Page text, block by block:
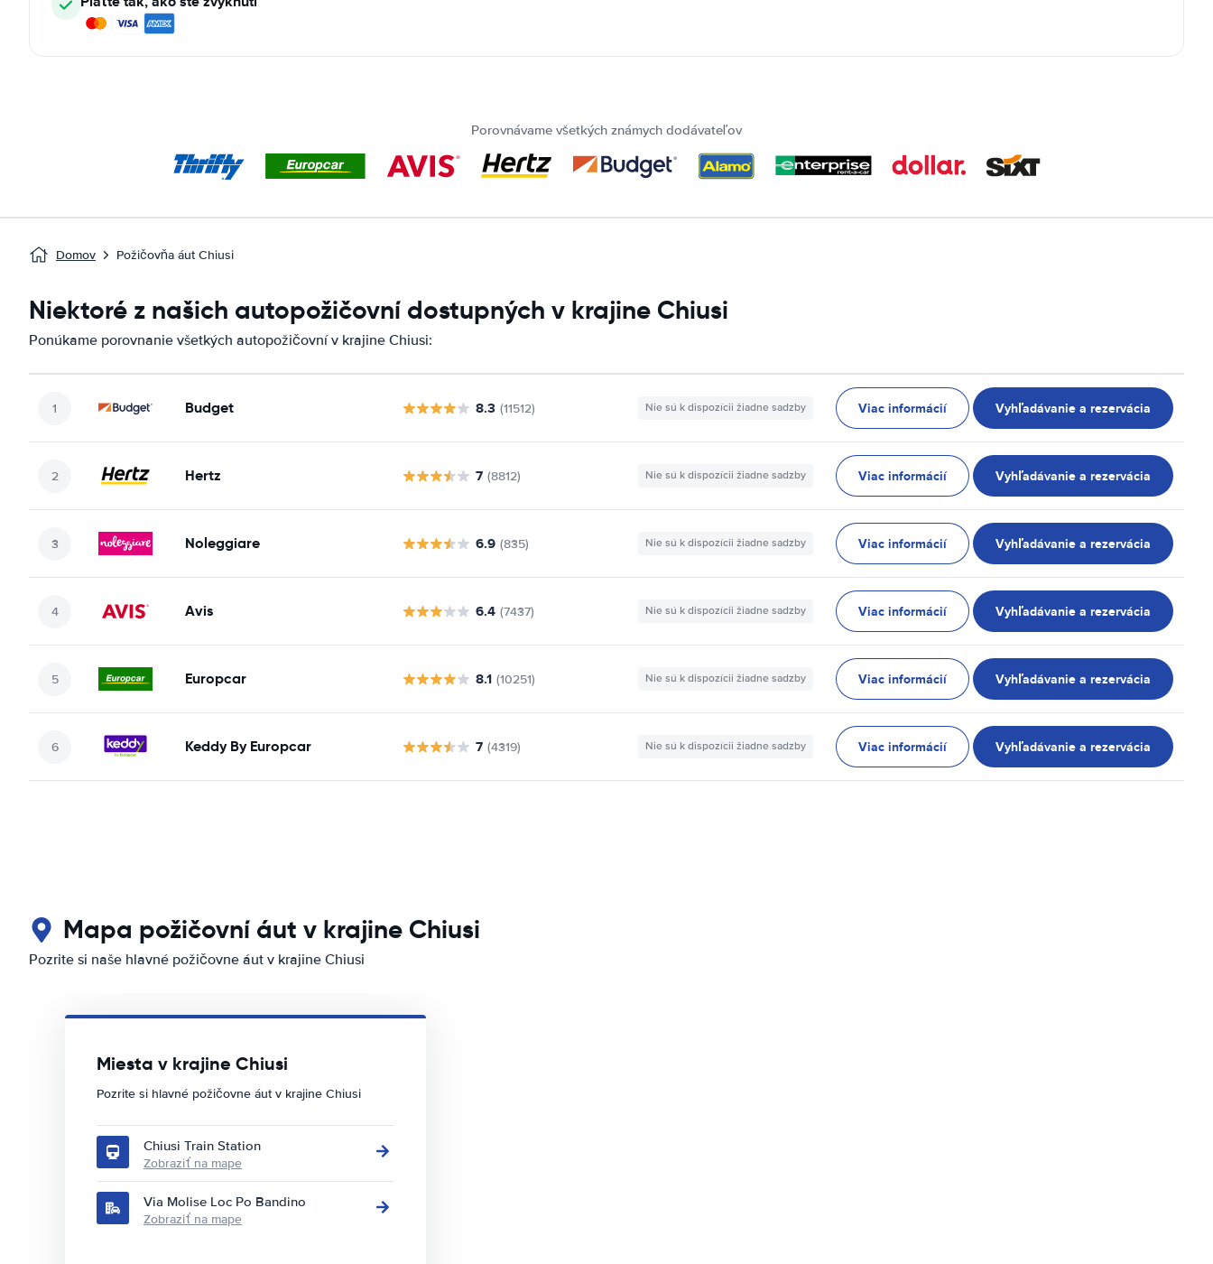
Porovnávame všetkých známych dodávateľov
Domov Požičovňa áut Chiusi
Niektoré z našich autopožičovní dostupných v krajine Chiusi
Ponúkame porovnanie všetkých autopožičovní v krajine Chiusi:
Budget 8.3 (11512) Nie sú k dispozícii žiadne sadzby Viac informácií Vyhľadávanie a rezervácia
Hertz 7 (8812) Nie sú k dispozícii žiadne sadzby Viac informácií Vyhľadávanie a rezervácia
Noleggiare 6.9 (835) Nie sú k dispozícii žiadne sadzby Viac informácií Vyhľadávanie a rezervácia
Avis 6.4 (7437) Nie sú k dispozícii žiadne sadzby Viac informácií Vyhľadávanie a rezervácia
Europcar 8.1 (10251) Nie sú k dispozícii žiadne sadzby Viac informácií Vyhľadávanie a rezervácia
Keddy By Europcar 7 (4319) Nie sú k dispozícii žiadne sadzby Viac informácií Vyhľadávanie a rezervácia
Mapa požičovní áut v krajine Chiusi
Pozrite si naše hlavné požičovne áut v krajine Chiusi
Miesta v krajine Chiusi
Pozrite si hlavné požičovne áut v krajine Chiusi
Chiusi Train Station
Zobraziť na mape
Via Molise Loc Po Bandino
Zobraziť na mape